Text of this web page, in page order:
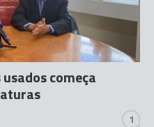
começa
1